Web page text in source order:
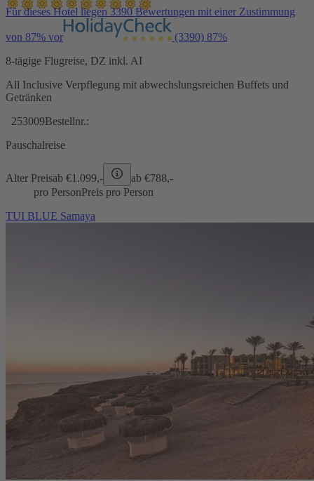
Für dieses Hotel liegen 3390 Bewertungen mit einer Zustimmung
von 87% vor (3390) 87%
8-tägige Flugreise, DZ inkl. AI
All Inclusive Verpflegung mit abwechslungsreichen Buffets und
Getränken
253009Bestellnr.:
Pauschalreise
Alter Preisab €1.099,- ab €788,-
pro PersonPreis pro Person
TUI BLUE Samaya